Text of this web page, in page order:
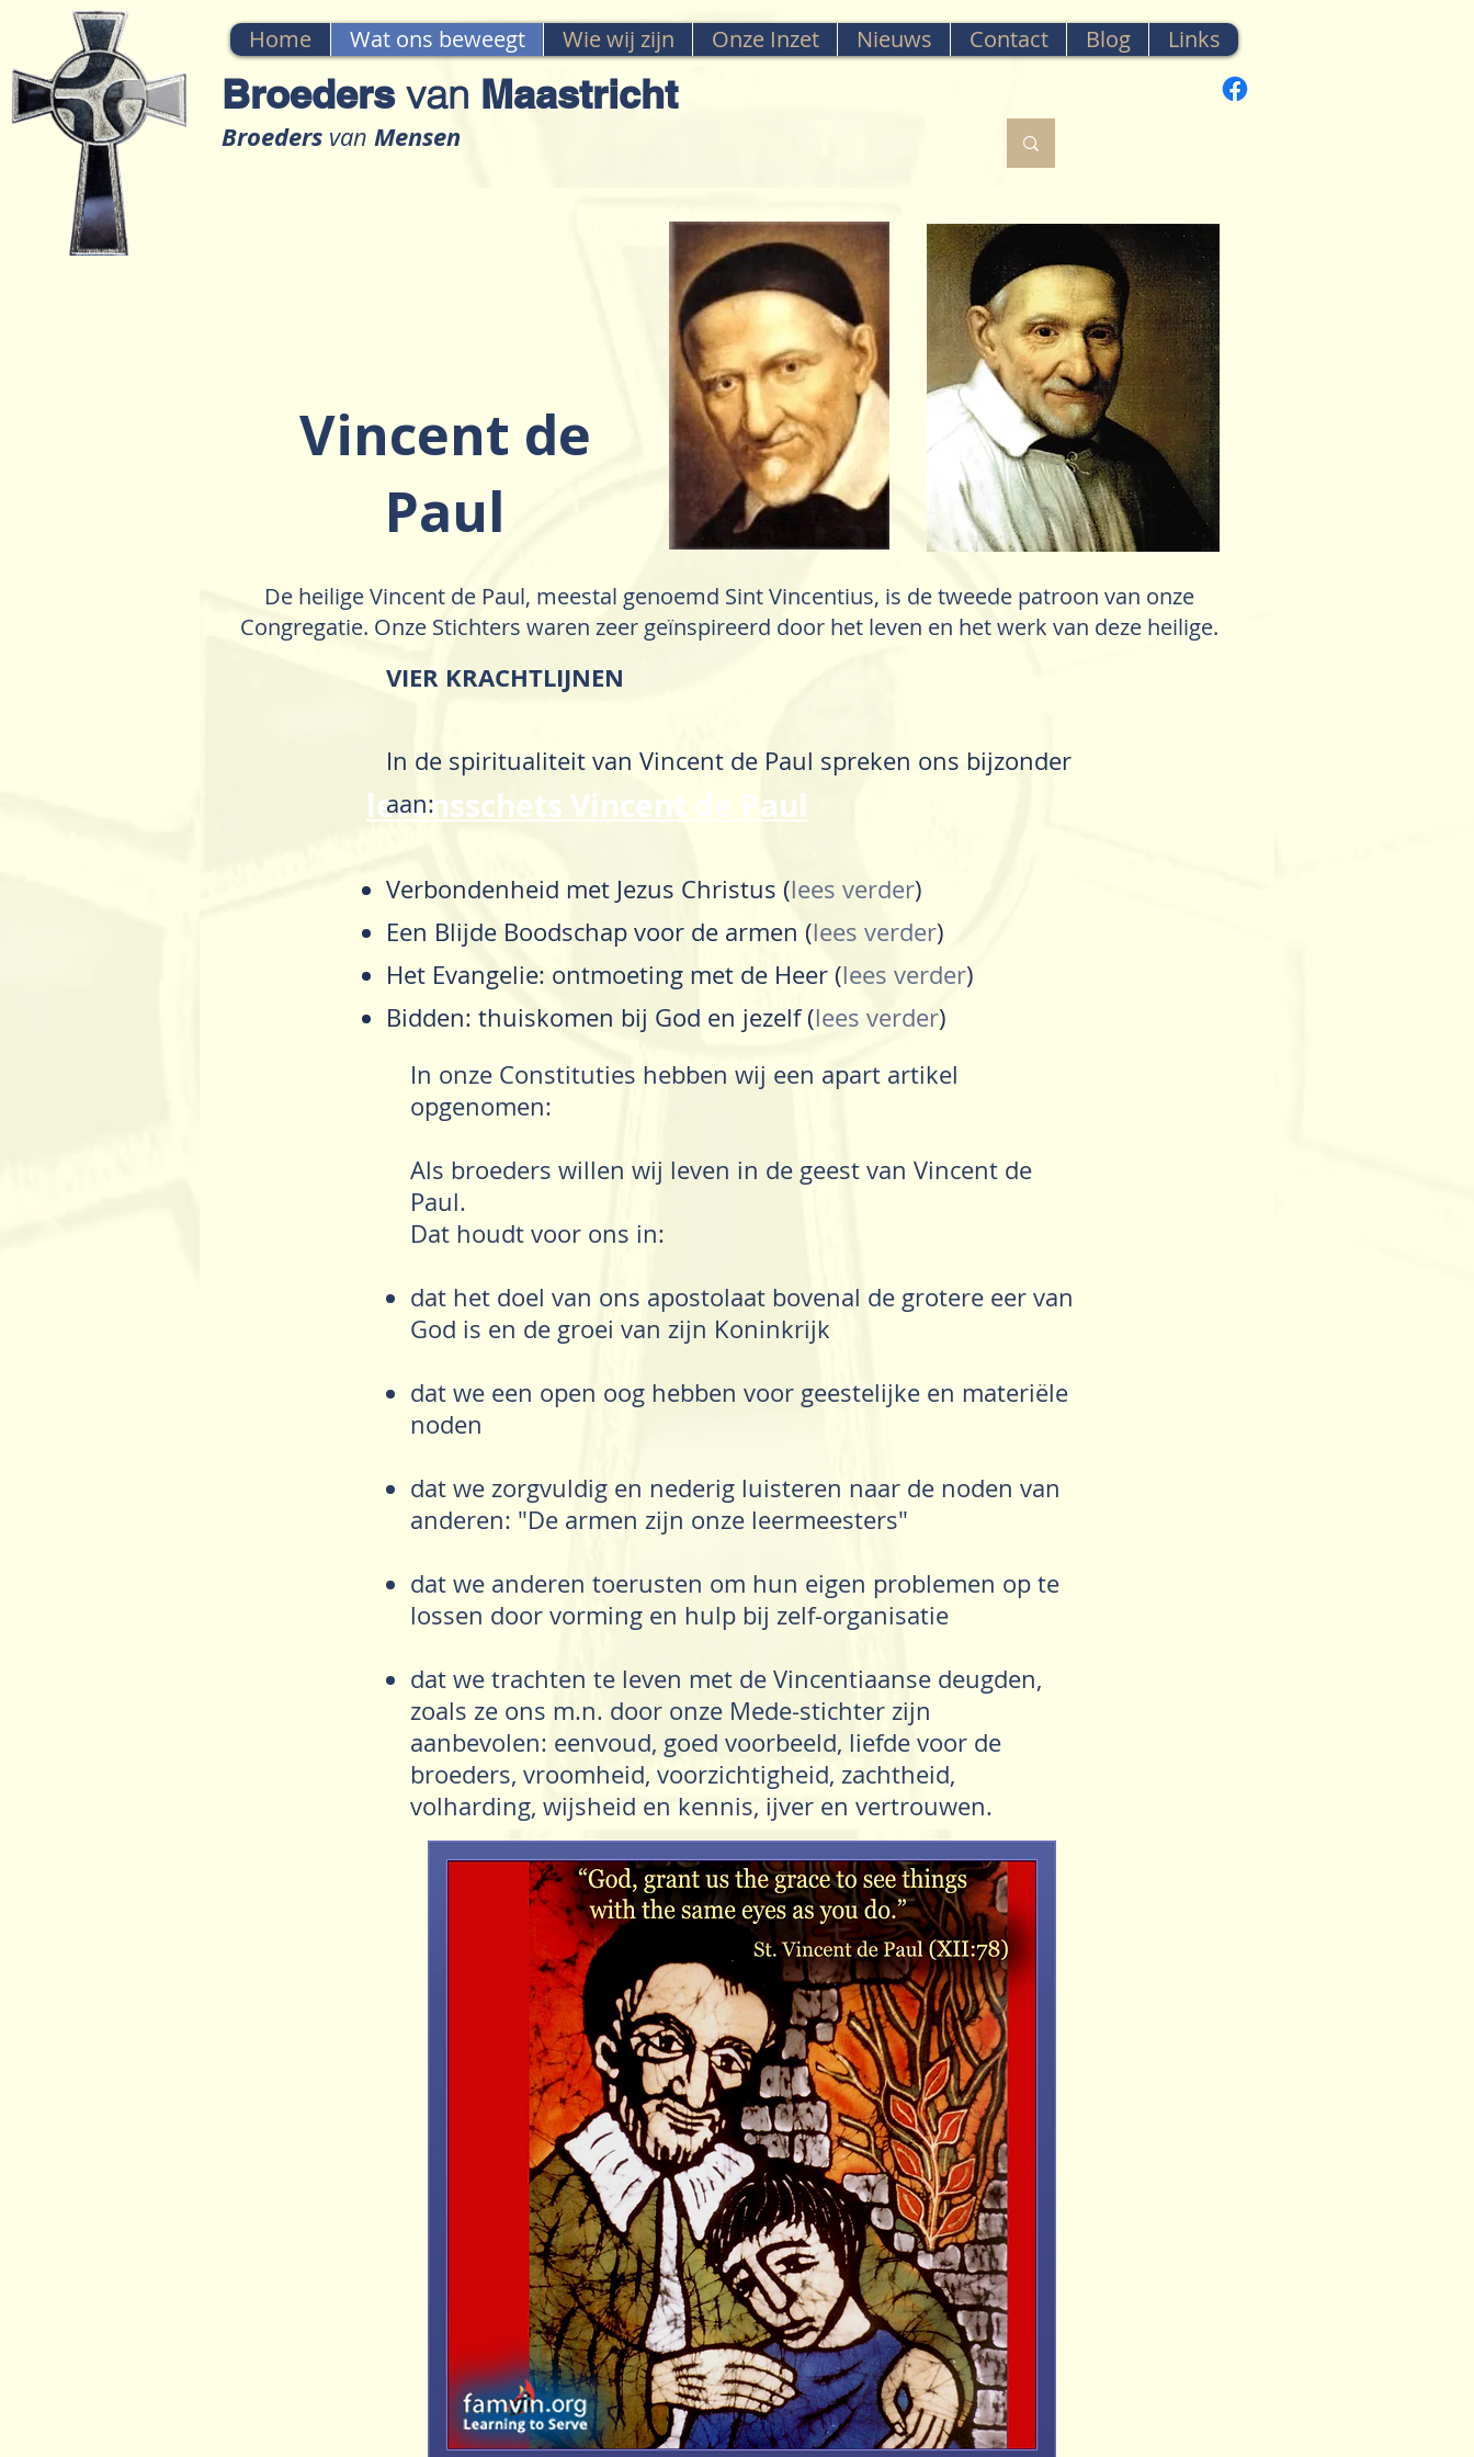
Home Wat ons beweegt Wie wij zijn Onze Inzet Nieuws Contact Blog Links
Broeders van Maastricht
Broeders van Mensen
Vincent de
Paul
De heilige Vincent de Paul, meestal genoemd Sint Vincentius, is de tweede patroon van onze
Congregatie. Onze Stichters waren zeer geïnspireerd door het leven en het werk van deze heilige.
levensschets Vincent de Paul
VIER KRACHTLIJNEN
In de spiritualiteit van Vincent de Paul spreken ons bijzonder
aan:
Verbondenheid met Jezus Christus (lees verder)
Een Blijde Boodschap voor de armen (lees verder)
Het Evangelie: ontmoeting met de Heer (lees verder)
Bidden: thuiskomen bij God en jezelf (lees verder)
In onze Constituties hebben wij een apart artikel
opgenomen:
Als broeders willen wij leven in de geest van Vincent de
Paul.
Dat houdt voor ons in:
dat het doel van ons apostolaat bovenal de grotere eer van
God is en de groei van zijn Koninkrijk
dat we een open oog hebben voor geestelijke en materiële
noden
dat we zorgvuldig en nederig luisteren naar de noden van
anderen: "De armen zijn onze leermeesters"
dat we anderen toerusten om hun eigen problemen op te
lossen door vorming en hulp bij zelf-organisatie
dat we trachten te leven met de Vincentiaanse deugden,
zoals ze ons m.n. door onze Mede-stichter zijn
aanbevolen: eenvoud, goed voorbeeld, liefde voor de
broeders, vroomheid, voorzichtigheid, zachtheid,
volharding, wijsheid en kennis, ijver en vertrouwen.